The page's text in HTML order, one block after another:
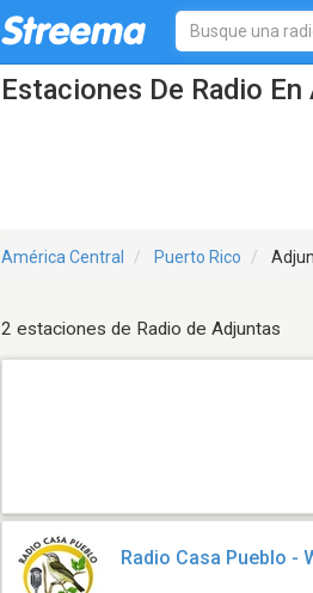
Estaciones De Radio
América Central Puerto Rico
2 estaciones de Radio de Adjuntas
Radio Casa Pueblo -